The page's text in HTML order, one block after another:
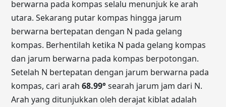
berwarna pada kompas selalu menunjuk ke arah
utara. Sekarang putar kompas hingga jarum
berwarna bertepatan dengan N pada gelang
kompas. Berhentilah ketika N pada gelang kompas
dan jarum berwarna pada kompas berpotongan.
Setelah N bertepatan dengan jarum berwarna pada
kompas, cari arah68.99°searah jarum jam dari N.
Arah yang ditunjukkan oleh derajat kiblat adalah